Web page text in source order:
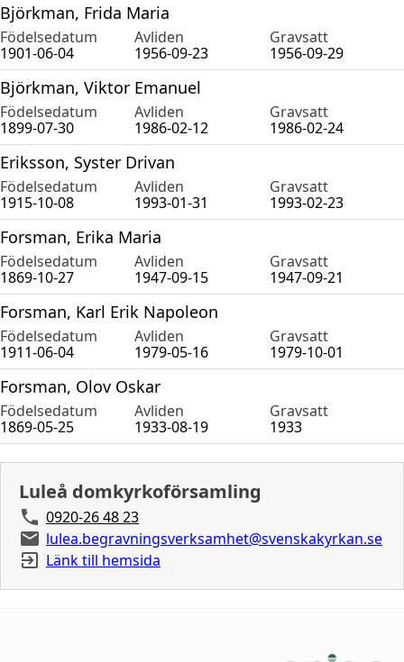
Björkman, Frida Maria
Födelsedatum Avliden
Gravsatt
1901-06-04
1956-09-23 1956-09-29
Björkman, Viktor Emanuel
Födelsedatum Avliden
Gravsatt
1899-07-30
1986-02-12 1986-02-24
Eriksson, Syster Drivan
Födelsedatum Avliden
Gravsatt
1915-10-08
1993-01-31 1993-02-23
Forsman, Erika Maria
Födelsedatum Avliden
Gravsatt
1869-10-27
1947-09-15 1947-09-21
Forsman, Karl Erik Napoleon
Födelsedatum Avliden
Gravsatt
1911-06-04
1979-05-16 1979-10-01
Forsman, Olov Oskar
Födelsedatum Avliden
Gravsatt
1869-05-25
1933-08-19 1933
Luleå domkyrkoförsamling
0920-26 48 23
lulea.begravningsverksamhet@svenskakyrkan.se
Länk till hemsida